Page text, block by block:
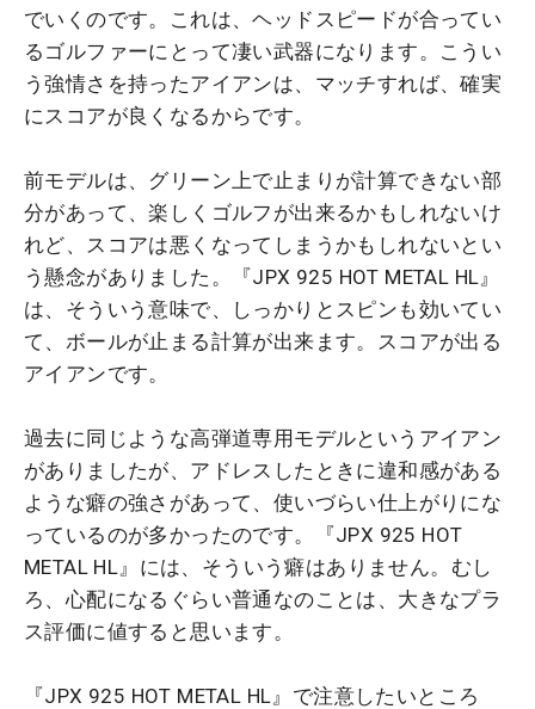
でいくのです。これは、ヘッドスピードが合ってい
るゴルファーにとって凄い武器になります。こうい
う強情さを持ったアイアンは、マッチすれば、確実
にスコアが良くなるからです。
前モデルは、グリーン上で止まりが計算できない部
分があって、楽しくゴルフが出来るかもしれないけ
れど、スコアは悪くなってしまうかもしれないとい
う懸念がありました。『JPX 925 HOT METAL HL』
は、そういう意味で、しっかりとスピンも効いてい
て、ボールが止まる計算が出来ます。スコアが出る
アイアンです。
過去に同じような高弾道専用モデルというアイアン
がありましたが、アドレスしたときに違和感がある
ような癖の強さがあって、使いづらい仕上がりにな
っているのが多かったのです。『JPX 925 HOT
METAL HL』には、そういう癖はありません。むし
ろ、心配になるぐらい普通なのことは、大きなプラ
ス評価に値すると思います。
『JPX 925 HOT METAL HL』で注意したいところ